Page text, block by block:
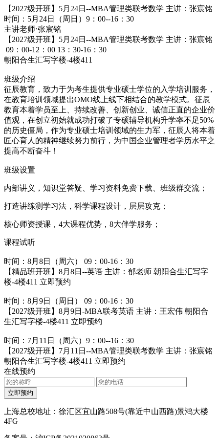
【2027级开班】5月24日--MBA管理类联考数学 主讲：张宸铭
时间：5月24日（周日）9：00--16：30
主讲老师⋅张宸铭
【2027级开班】5月24日--MBA管理类联考数学 主讲：张宸铭
09：00-12：00 13：30-16：30
朝阳合生汇写字楼-4楼411
班级介绍
征辰教育，致力于为考生提供专业硕士学位的入学培训服务，
在教育培训领域提出OMO线上线下相结合的教学模式。征辰
教育本着学员至上、持续改善、创新创业、诚信正直的企业价
值观，在创立初始就成功打破了专硕辅导机构升学率不足50%
的历史僵局，作为专业硕士培训领域的生力军，征辰人将本着
匠心育人的精神继续努力前行，为中国企业管理者学历水平之
提高不断奋斗！
班级设置
内部讲义，知识堂答疑、学习资料免费下载、班级群交流；
打造讲练测学习法，科学课程设计，层层攻克；
核心师资授课，4大课程优势，8大伴学服务；
课程试听
时间：8月8日（周六） 09：00-16：30
【精品班开班】8月8日--英语 主讲：郁老师 朝阳合生汇写字
楼-4楼411 立即预约
时间：8月9日（周日） 09：00-16：30
【2027级开班】8月9日-MBA联考英语 主讲：王宏伟 朝阳合
生汇写字楼-4楼411 立即预约
时间：7月11日（周六）9：00--16：30
【2027级开班】7月11日--MBA管理类联考数学 主讲：张宸铭
朝阳合生汇写字楼-4楼411 立即预约
在线预约
立即预约
上海总校地址：徐汇区宜山路508号(靠近中山西路)景鸿大楼
4FG